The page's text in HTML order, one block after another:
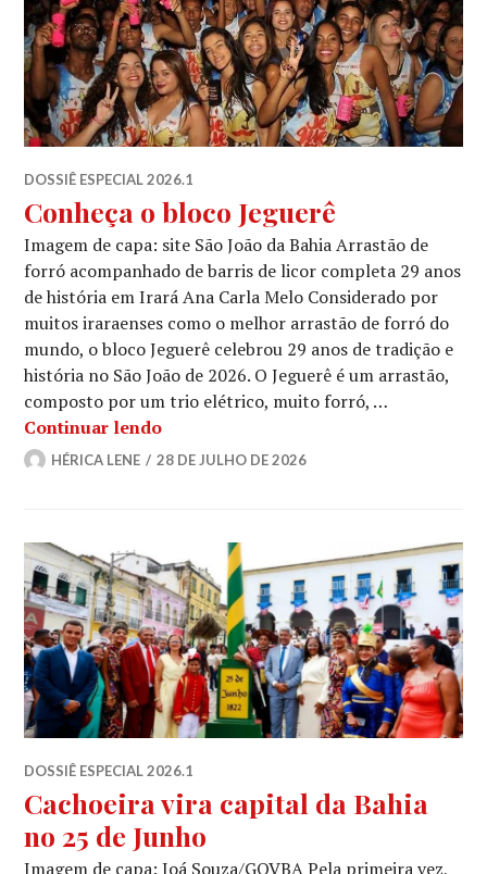
DOSSIÊ ESPECIAL 2026.1
Conheça o bloco Jeguerê
Imagem de capa: site São João da Bahia Arrastão de
forró acompanhado de barris de licor completa 29 anos
de história em Irará Ana Carla Melo Considerado por
muitos iraraenses como o melhor arrastão de forró do
mundo, o bloco Jeguerê celebrou 29 anos de tradição e
história no São João de 2026. O Jeguerê é um arrastão,
composto por um trio elétrico, muito forró, …
Continuar lendoConheça o bloco Jeguerê
HÉRICA LENE 28 DE JULHO DE 2026
DOSSIÊ ESPECIAL 2026.1
Cachoeira vira capital da Bahia
no 25 de Junho
Imagem de capa: Joá Souza/GOVBA Pela primeira vez,